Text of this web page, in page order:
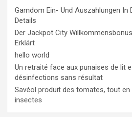
Gamdom Ein- Und Auszahlungen In
Details
Der Jackpot City
Erklärt
hello world
Un retraité face aux punaises de lit
désinfections sans résultat
Savéol produit des tomates, tout
insectes